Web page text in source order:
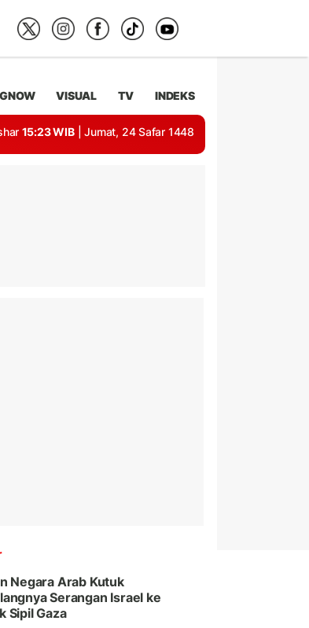
VISUAL TV INDEKS
15:23 WIB | Jumat, 24 Safar 1448
Negara Arab Kutuk
Serangan Israel ke
Sipil Gaza